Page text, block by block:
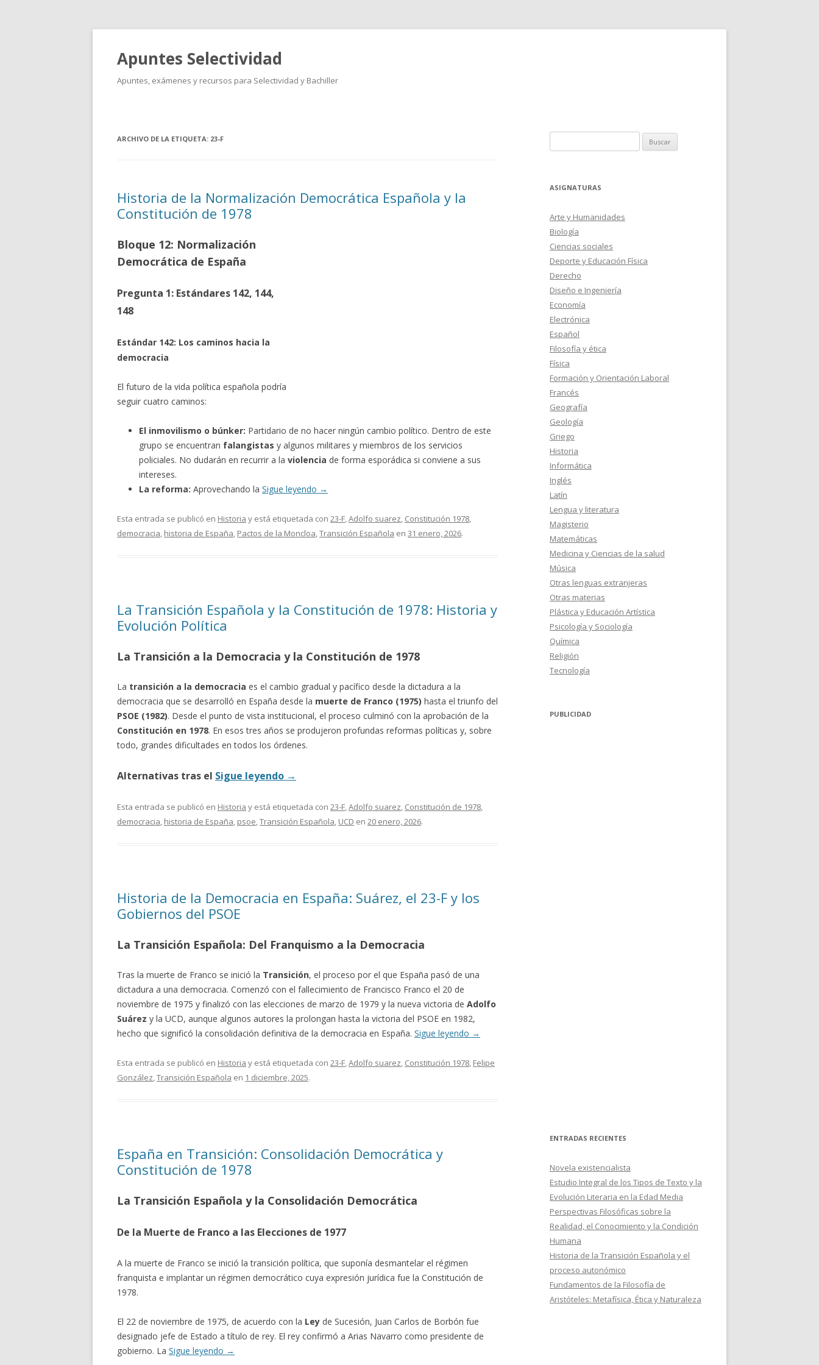
Apuntes Selectividad
Apuntes, exámenes y recursos para Selectividad y Bachiller
ARCHIVO DE LA ETIQUETA: 23-F
Historia de la Normalización Democrática Española y la
Constitución de 1978
Bloque 12: Normalización
Democrática de España
Pregunta 1: Estándares 142, 144,
148
Estándar 142: Los caminos hacia la
democracia
El futuro de la vida política española podría
seguir cuatro caminos:
El inmovilismo o búnker: Partidario de no hacer ningún cambio político. Dentro de este
grupo se encuentran falangistas y algunos militares y miembros de los servicios
policiales. No dudarán en recurrir a la violencia de forma esporádica si conviene a sus
intereses.
La reforma: Aprovechando la Sigue leyendo →
Esta entrada se publicó en Historia y está etiquetada con 23-F,Adolfo suarez, Constitución 1978,
democracia, historia de España, Pactos de la Moncloa,Transición Española en 31 enero, 2026.
La Transición Española y la Constitución de 1978: Historia y
Evolución Política
La Transición a la Democracia y la Constitución de 1978
La transición a la democracia es el cambio gradual y pacífico desde la dictadura a la
democracia que se desarrolló en España desde la muerte de Franco (1975) hasta el triunfo del
PSOE (1982). Desde el punto de vista institucional, el proceso culminó con la aprobación de la
Constitución en 1978. En esos tres años se produjeron profundas reformas políticas y, sobre
todo, grandes dificultades en todos los órdenes.
Alternativas tras el Sigue leyendo →
Esta entrada se publicó en Historia y está etiquetada con 23-F,Adolfo suarez, Constitución de 1978,
democracia, historia de España, psoe,Transición Española, UCD en 20 enero, 2026.
Historia de la Democracia en España: Suárez, el 23-F y los
Gobiernos del PSOE
La Transición Española: Del Franquismo a la Democracia
Tras la muerte de Franco se inició la Transición, el proceso por el que España pasó de una
dictadura a una democracia. Comenzó con el fallecimiento de Francisco Franco el 20 de
noviembre de 1975 y finalizó con las elecciones de marzo de 1979 y la nueva victoria de Adolfo
Suárez y la UCD, aunque algunos autores la prolongan hasta la victoria del PSOE en 1982,
hecho que significó la consolidación definitiva de la democracia en España. Sigue leyendo →
Esta entrada se publicó en Historia y está etiquetada con 23-F,Adolfo suarez, Constitución 1978, Felipe
González,Transición Española en 1 diciembre, 2025.
España en Transición: Consolidación Democrática y
Constitución de 1978
La Transición Española y la Consolidación Democrática
De la Muerte de Franco a las Elecciones de 1977
A la muerte de Franco se inició la transición política, que suponía desmantelar el régimen
franquista e implantar un régimen democrático cuya expresión jurídica fue la Constitución de
1978.
El 22 de noviembre de 1975, de acuerdo con la Ley de Sucesión, Juan Carlos de Borbón fue
designado jefe de Estado a título de rey. El rey confirmó a Arias Navarro como presidente de
gobierno. La Sigue leyendo →
ASIGNATURAS
Arte y Humanidades
Biología
Ciencias sociales
Deporte y Educación Física
Derecho
Diseño e Ingeniería
Economía
Electrónica
Español
Filosofía y ética
Física
Formación y Orientación Laboral
Francés
Geografía
Geología
Griego
Historia
Informática
Inglés
Latín
Lengua y literatura
Magisterio
Matemáticas
Medicina y Ciencias de la salud
Música
Otras lenguas extranjeras
Otras materias
Plástica y Educación Artística
Psicología y Sociología
Química
Religión
Tecnología
PUBLICIDAD
ENTRADAS RECIENTES
Novela existencialista
Estudio Integral de los Tipos de Texto y la
Evolución Literaria en la Edad Media
Perspectivas Filosóficas sobre la
Realidad, el Conocimiento y la Condición
Humana
Historia de la Transición Española y el
proceso autonómico
Fundamentos de la Filosofía de
Aristóteles: Metafísica, Ética y Naturaleza